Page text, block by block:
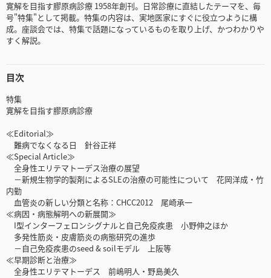
寛解を目指す膠原病診療 1958年創刊。日常診療に直結したテーマを、毎
号"特集"として掲載。特集の内容は、実地医家にすぐに役立つように構
成。座談会では、特集で話題になっているものを取り上げ、かつわかりや
すく解説。
目次
特集
寛解を目指す膠原病診療
≪Editorial≫
難病でなくなる日 針谷正祥
≪Special Article≫
全身性エリテマトーデス治療の展望
－新規生物学的製剤によるSLEの治療の可能性について 花岡洋成・竹
内勤
血管炎の新しい分類と名称：CHCC2012 尾崎承一
≪病因・病態解明への新展開≫
I型インターフェロンシグナルと自己免疫疾患 小野伸之ほか
多発性筋炎・皮膚筋炎の病態研究の進歩
－自己免疫疾患のseed & soilモデル 上阪等
≪早期診断と治療≫
全身性エリテマトーデス 前嶋明人・野島美久